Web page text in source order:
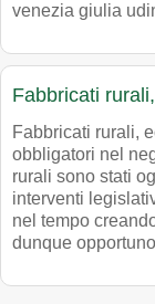
venezia giulia
Fabbricati
Fabbricati rurali,
obbligatori nel
rurali sono stati
interventi
nel tempo
dunque